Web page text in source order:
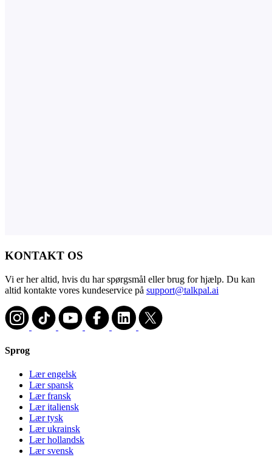
KONTAKT OS
Vi er her altid, hvis du har spørgsmål eller brug for hjælp. Du kan
altid kontakte vores kundeservice på support@talkpal.ai
Sprog
Lær engelsk
Lær spansk
Lær fransk
Lær italiensk
Lær tysk
Lær ukrainsk
Lær hollandsk
Lær svensk